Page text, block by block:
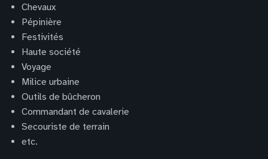
Chevaux
Pépinière
Festivités
Haute société
Voyage
Milice urbaine
Outils de bûcheron
Commandant de cavalerie
Secouriste de terrain
etc.